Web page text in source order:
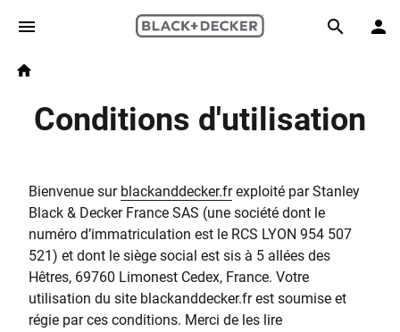
Skip to main content
Search
Breadcrumb
Conditions d'utilisation
Bienvenue sur blackanddecker.frexploité par Stanley
Black & Decker France SAS (une société dont le
numéro d’immatriculation est le RCS LYON 954 507
521) et dont le siège social est sis à 5 allées des
Hêtres, 69760 Limonest Cedex, France. Votre
utilisation du site blackanddecker.fr est soumise et
régie par ces conditions. Merci de les lire